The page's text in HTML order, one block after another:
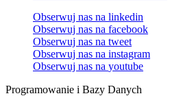
Obserwuj nas na linkedin
Obserwuj nas na facebook
Obserwuj nas na tweet
Obserwuj nas na instagram
Obserwuj nas na youtube
Programowanie i Bazy Danych